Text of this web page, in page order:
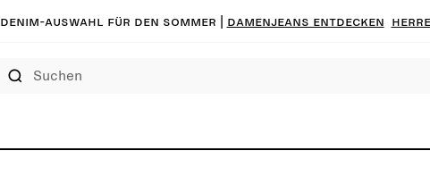
Denim-Auswahl für den Sommer | Damenjeans entdecken